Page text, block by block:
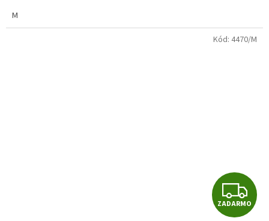
M
Z
A
ZADARMO
Kód: 4470/M